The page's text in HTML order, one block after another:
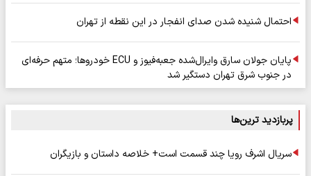
احتمال شنیده شدن صدای انفجار در این نقطه از تهران
پایان جولان سارق وایرال‌شده جعبه‌فیوز و ECU خودروها؛ متهم حرفه‌ای
در جنوب شرق تهران دستگیر شد
پربازدید ترین‌ها
سریال اشرف رویا چند قسمت است+ خلاصه داستان و بازیگران